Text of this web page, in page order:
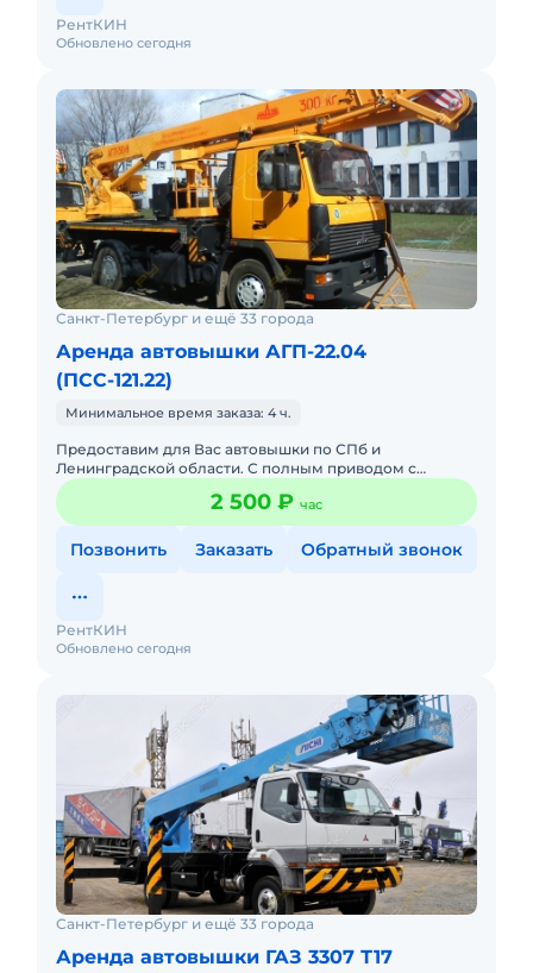
Обновлено сегодня
РентКИН
Санкт-Петербург и ещё 33 города
Аренда автовышки АГП-22.04
(ПСС-121.22)
Минимальное время заказа: 4 ч.
Предоставим для Вас автовышки по СПб и
Ленинградской области. С полным приводом с
управлением в люльке. С телескопической стрелой:
12, 15, 18, 22, 30, 23, 35, 42 500 ₽ час
Позвонить Заказать Обратный звонок
Обновлено сегодня
РентКИН
Санкт-Петербург и ещё 33 города
Аренда автовышки ГАЗ 3307 Т17